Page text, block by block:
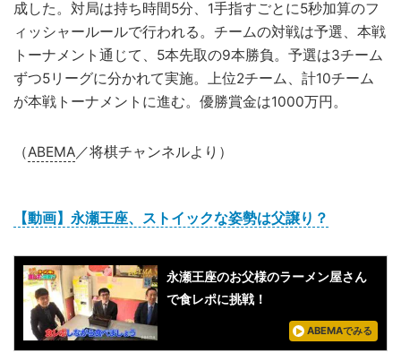
成した。対局は持ち時間5分、1手指すごとに5秒加算のフ
ィッシャールールで行われる。チームの対戦は予選、本戦
トーナメント通じて、5本先取の9本勝負。予選は3チーム
ずつ5リーグに分かれて実施。上位2チーム、計10チーム
が本戦トーナメントに進む。優勝賞金は1000万円。
（ABEMA／将棋チャンネルより）
【動画】永瀬王座、ストイックな姿勢は父譲り？
永瀬王座のお父様のラーメン屋さん
で食レポに挑戦！
ABEMAでみる